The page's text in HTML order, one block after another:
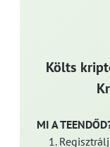
Költs
MI A